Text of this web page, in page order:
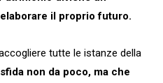
il proprio futuro.
tutte le istanze della
non da poco, ma che